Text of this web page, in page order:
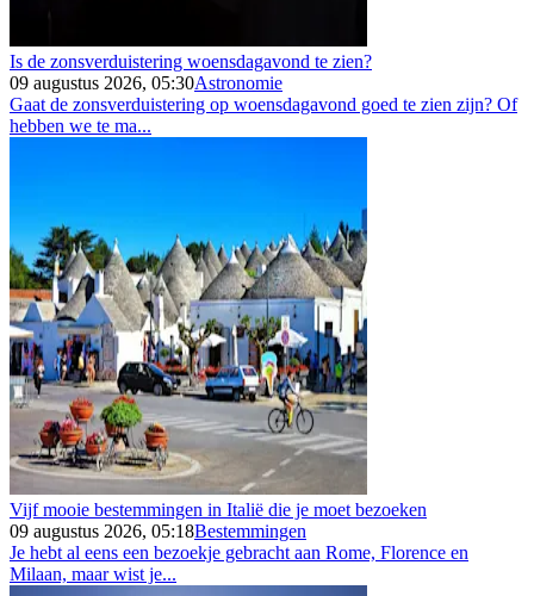
Is de zonsverduistering woensdagavond te zien?
09 augustus 2026, 05:30Astronomie
Gaat de zonsverduistering op woensdagavond goed te zien zijn? Of
hebben we te ma...
Vijf mooie bestemmingen in Italië die je moet bezoeken
09 augustus 2026, 05:18Bestemmingen
Je hebt al eens een bezoekje gebracht aan Rome, Florence en
Milaan, maar wist je...